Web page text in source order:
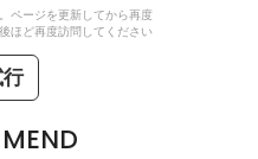
ページを更新してから再度
ほど再度訪問してください